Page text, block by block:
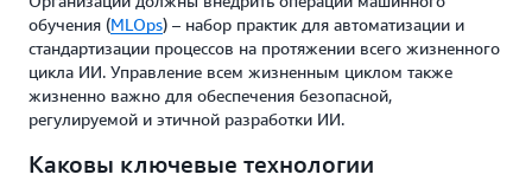
обучения (MLOps) – набор практик для автоматизации и
стандартизации процессов на протяжении всего жизненного
цикла ИИ. Управление всем жизненным циклом также
жизненно важно для обеспечения безопасной,
регулируемой и этичной разработки ИИ.
Каковы ключевые технологии